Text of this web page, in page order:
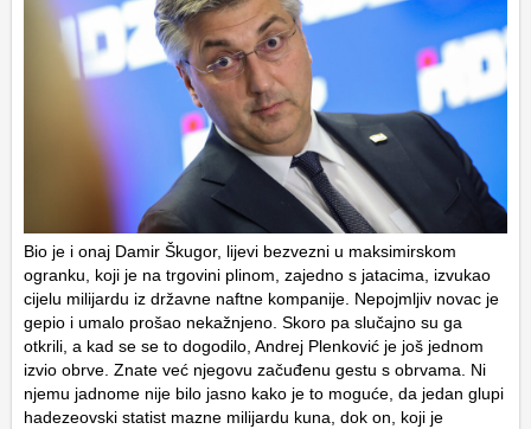
Bio je i onaj Damir Škugor, lijevi bezvezni u maksimirskom
ogranku, koji je na trgovini plinom, zajedno s jatacima, izvukao
cijelu milijardu iz državne naftne kompanije. Nepojmljiv novac je
gepio i umalo prošao nekažnjeno. Skoro pa slučajno su ga
otkrili, a kad se se to dogodilo, Andrej Plenković je još jednom
izvio obrve. Znate već njegovu začuđenu gestu s obrvama. Ni
njemu jadnome nije bilo jasno kako je to moguće, da jedan glupi
hadezeovski statist mazne milijardu kuna, dok on, koji je